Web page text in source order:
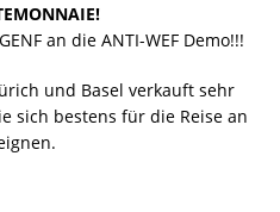
an die ANTI-WEF Demo!!!
und Basel verkauft sehr
sich bestens für die Reise an